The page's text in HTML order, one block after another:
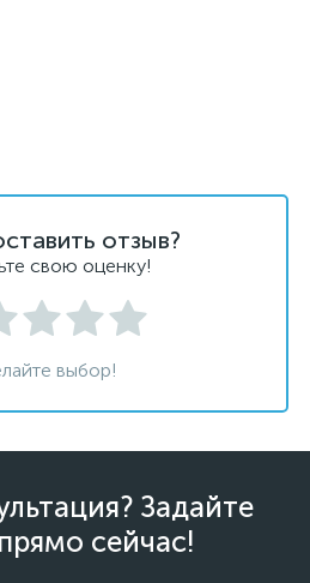
отзыв?
свою оценку!
выбор!
Задайте
сейчас!